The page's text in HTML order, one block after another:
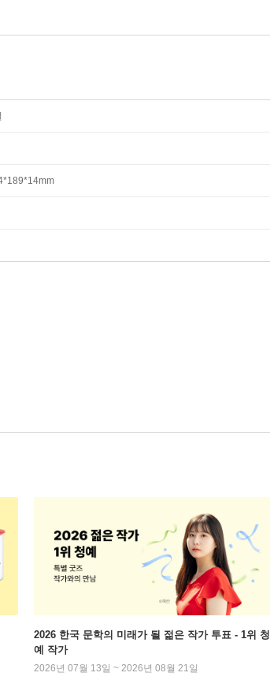
2026 한국 문학의 미래가 될 젊은 작가 투표 - 1위 청
예 작가
2026년 07월 13일 ~ 2026년 08월 21일